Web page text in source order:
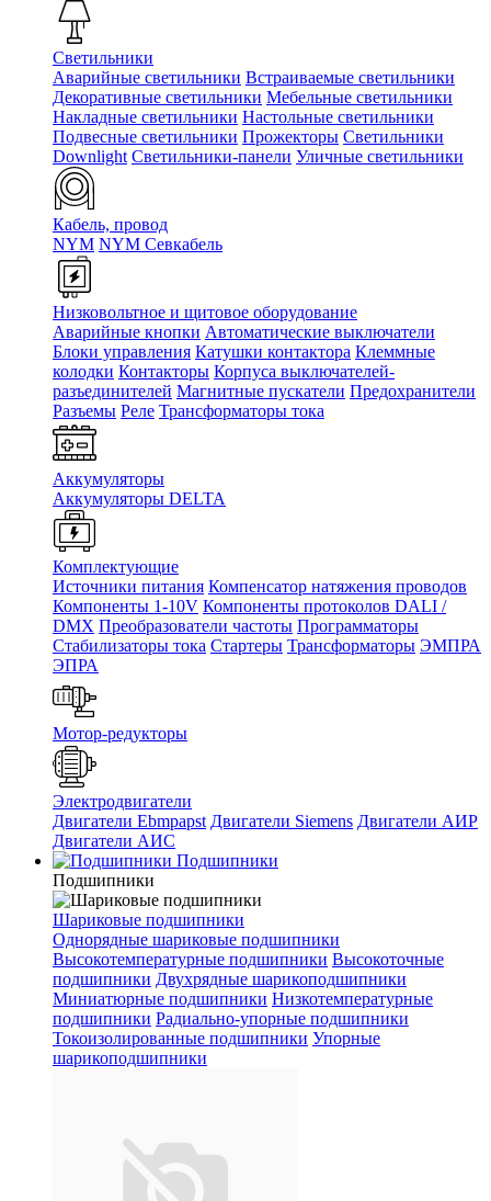
Светильники
Аварийные светильники Встраиваемые светильники
Декоративные светильники Мебельные светильники
Накладные светильники Настольные светильники
Подвесные светильники Прожекторы Светильники
Downlight Светильники-панели Уличные светильники
Кабель, провод
NYM NYM Севкабель
Низковольтное и щитовое оборудование
Аварийные кнопки Автоматические выключатели
Блоки управления Катушки контактора Клеммные
колодки Контакторы Корпуса выключателей-
разъединителей Магнитные пускатели Предохранители
Разъемы Реле Трансформаторы тока
Аккумуляторы
Аккумуляторы DELTA
Комплектующие
Источники питания Компенсатор натяжения проводов
Компоненты 1-10V Компоненты протоколов DALI /
DMX Преобразователи частоты Программаторы
Стабилизаторы тока Стартеры Трансформаторы ЭМПРА
ЭПРА
Мотор-редукторы
Электродвигатели
Двигатели Ebmpapst Двигатели Siemens Двигатели АИР
Двигатели АИС
Подшипники
Подшипники
Шариковые подшипники
Однорядные шариковые подшипники
Высокотемпературные подшипники Высокоточные
подшипники Двухрядные шарикоподшипники
Миниатюрные подшипники Низкотемпературные
подшипники Радиально-упорные подшипники
Токоизолированные подшипники Упорные
шарикоподшипники